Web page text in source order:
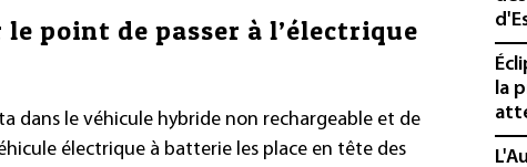
point de passer à l’électrique
dans le véhicule hybride non rechargeable et de
électrique à batterie les place en tête des
la